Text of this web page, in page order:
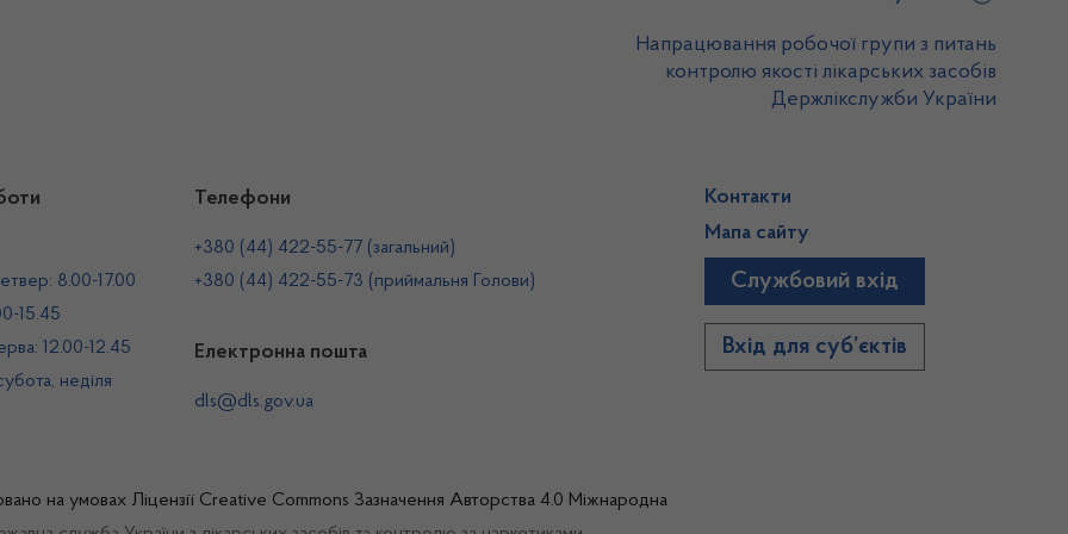
Напрацювання робочої групи з питань
контролю якості лікарських засобів
Держлікслужби України
8.00-17.00
15.45
12.00-12.45
неділя
Телефони
+380 (44) 422-55-77 (загальний)
+380 (44) 422-55-73 (приймальня Голови)
Електронна пошта
dls@dls.gov.ua
Контакти
Мапа сайту
Службовий вхід
Вхід для суб’єктів
на умовах Ліцензії Creative Commons Зазначення Авторства 4.0 Міжнародна